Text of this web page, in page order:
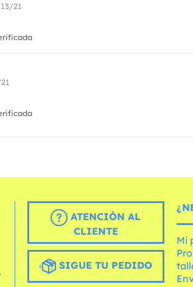
21
ATENCIÓN AL
CLIENTE
SIGUE TU PEDIDO
Mi